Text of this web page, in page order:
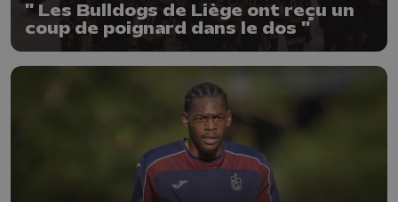
" Les Bulldogs de Liège ont reçu un
coup de poignard dans le dos "